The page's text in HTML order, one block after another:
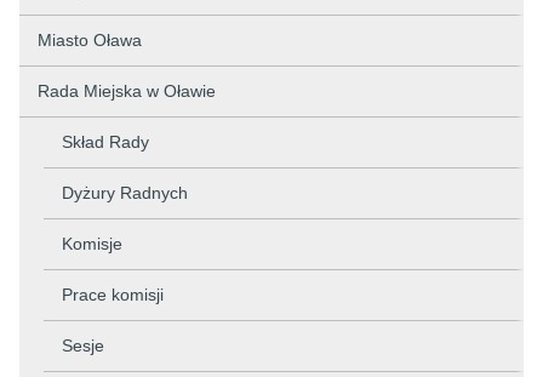
Miasto Oława
Rada Miejska w Oławie
Skład Rady
Dyżury Radnych
Komisje
Prace komisji
Sesje